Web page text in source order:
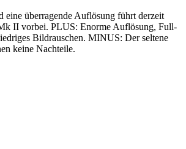
eine überragende Auflösung führt derzeit
II vorbei. PLUS: Enorme Auflösung, Full-
Bildrauschen. MINUS: Der seltene
keine Nachteile.